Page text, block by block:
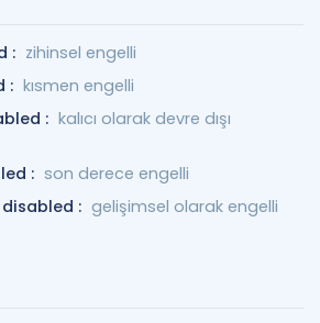
: zihinsel engelli
: kısmen engelli
: kalıcı olarak devre dışı
: son derece engelli
: gelişimsel olarak engelli